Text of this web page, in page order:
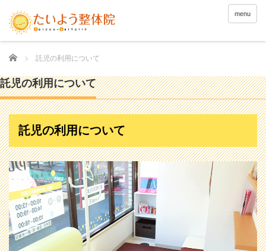
menu
Home 託児の利用について
託児の利用について
託児の利用について